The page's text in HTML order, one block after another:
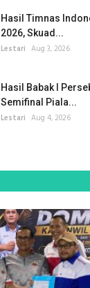
Hasil Timnas
2026, Skuad...
Lestari Aug 3, 2026
Hasil Babak I
Semifinal Piala...
Lestari Aug 4, 2026